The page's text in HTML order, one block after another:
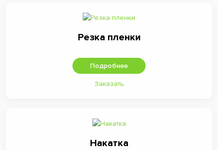
Резка пленки
Подробнее
Заказать
Накатка